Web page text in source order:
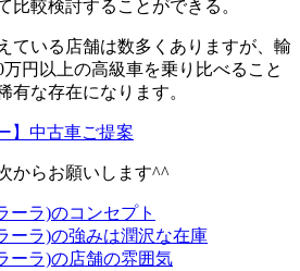
比較検討することができる。
ている店舗は数多くありますが、輸
円以上の高級車を乗り比べること
有な存在になります。
からお願いします^^
ーラ)のコンセプト
ーラ)の強みは潤沢な在庫
ーラ)の店舗の雰囲気